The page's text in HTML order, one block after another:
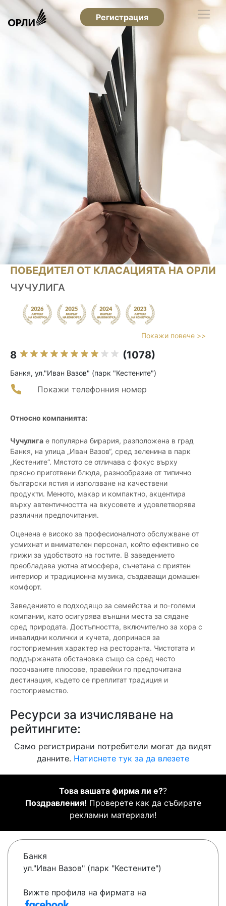
Регистрация
ПОБЕДИТЕЛ ОТ КЛАСАЦИЯТА НА ОРЛИ
ЧУЧУЛИГА
Покажи повече >>
8 (1078)
Банкя, ул."Иван Вазов" (парк "Кестените")
Покажи телефонния номер
Относно компанията:
Чучулига е популярна бирария, разположена в град
Банкя, на улица „Иван Вазов“, сред зеленина в парк
„Кестените“. Мястото се отличава с фокус върху
прясно приготвени блюда, разнообразие от типично
български ястия и използване на качествени
продукти. Менюто, макар и компактно, акцентира
върху автентичността на вкусовете и удовлетворява
различни предпочитания.
Оценена е високо за професионалното обслужване от
усмихнат и внимателен персонал, който ефективно се
грижи за удобството на гостите. В заведението
преобладава уютна атмосфера, съчетана с приятен
интериор и традиционна музика, създаващи домашен
комфорт.
Заведението е подходящо за семейства и по-големи
компании, като осигурява външни места за сядане
сред природата. Достъпността, включително за хора с
инвалидни колички и кучета, допринася за
гостоприемния характер на ресторанта. Чистотата и
поддържаната обстановка също са сред често
посочваните плюсове, правейки го предпочитана
дестинация, където се преплитат традиция и
гостоприемство.
Ресурси за изчисляване на
рейтингите:
Само регистрирани потребители могат да видят
данните. Натиснете тук за да влезете
Това вашата фирма ли е??
Поздравления! Проверете как да събирате
рекламни материали!
Банкя
ул."Иван Вазов" (парк "Кестените")
Вижте профила на фирмата на